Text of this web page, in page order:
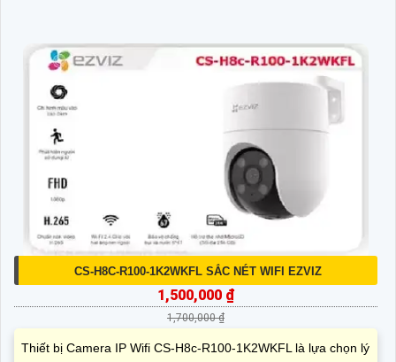
CS-H8C-R100-1K2WKFL SẮC NÉT WIFI EZVIZ
1,500,000 ₫
1,700,000 ₫
Thiết bị Camera IP Wifi CS-H8c-R100-1K2WKFL là lựa chọn lý